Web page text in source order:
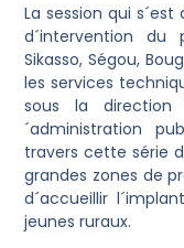
La session qui
d´intervention du
Sikasso, Ségou,
les services
sous la
´administration
travers cette série
grandes zones de
d´accueillir
jeunes ruraux.